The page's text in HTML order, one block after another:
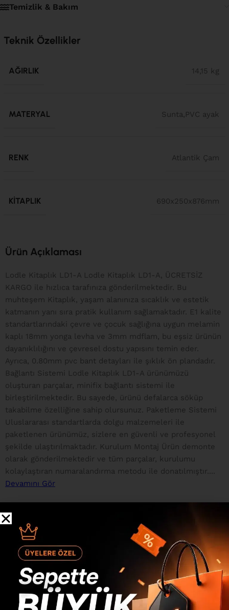
Temizlik & Bakım
Teknik Özellikler
AĞIRLIK 14,15 kg
MATERYAL Sunta,PVC ayak
RENK Atlantik Çam
KITAPLIK 690x250x876mm
Ürün Açıklaması
Lodle Kitaplık LD1-A Lodle Kitaplık LD1-A, ÜCRETSİZ
KARGO ile hızlıca tarafınıza gönderilmektedir. Bu
muhteşem Kitaplık, yaşam alanınıza sıcaklık ve estetik
katmanın yanı sıra pratik kullanım sağlamaktadır. E1 kalite
standartlarındaki çevre ve çocuk sağlığına uygun melamin
kaplı 18mm yonga levha ve 3mm mdflam, bu eşsiz ürünün
dayanıklılığını ve çevresel dostu yapısını temin eder.
Ayrıca, 0.80mm pvc bant detayları ile şıklık ön plandadır.
Bağlantı Sistemi Lodle Kitaplık LD1-A ürünümüzü
oluşturan parçalar, minifix bağlantı sistemi ile
birleştirilmektedir. Bu sayede, ürünü defalarca söküp
takabilme özelliğine sahip olursunuz. Paketleme Sistemi
Uluslararası standartlarda dolgu malzemeleri ile
paketlenen ürünümüz, sizlere en güvenli ve profesyonel
şekilde ulaştırılmaktadır. Kurulum Montaj Ürün demonte
olarak gönderilmektedir ve tüm parçalar, kurulumu
kolaylaştıran numaralandırma metodu ile donatılmıştır....
Devamını Gör
Değerlendirmeler
0 inceleme
0